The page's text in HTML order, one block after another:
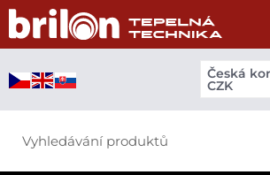
Přeskočit
obsah
Česká
CZK